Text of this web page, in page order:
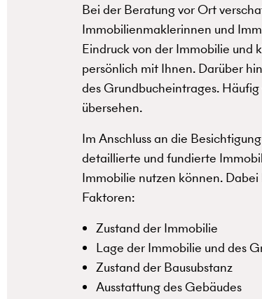
Bei der Beratung vor Ort
Immobilienmaklerinnen und
Eindruck von der Immobilie und
persönlich mit Ihnen. Darüber
des Grundbucheintrages.
übersehen.
Im Anschluss an die
detaillierte und fundierte
Immobilie nutzen können.
Faktoren:
Zustand der Immobilie
Lage der Immobilie und des
Zustand der Bausubstanz
Ausstattung des Gebäudes